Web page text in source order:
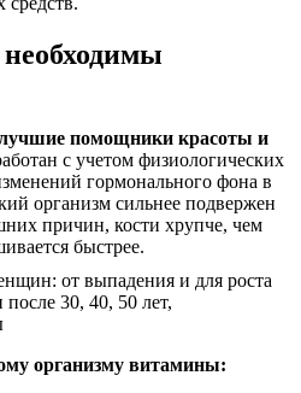
помощники красоты и
с учетом физиологических
гормонального фона в
организм сильнее подвержен
причин, кости хрупче, чем
быстрее.
организму витамины: